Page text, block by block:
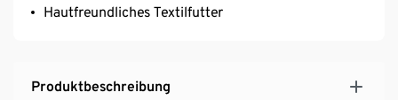
Hautfreundliches Textilfutter
Produktbeschreibung